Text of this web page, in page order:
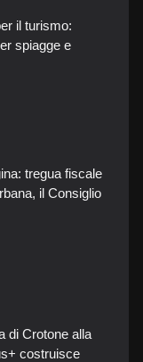
il turismo:
spiagge e
tregua fiscale
il Consiglio
di Crotone alla
costruisce